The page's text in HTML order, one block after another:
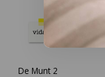
De Munt 2